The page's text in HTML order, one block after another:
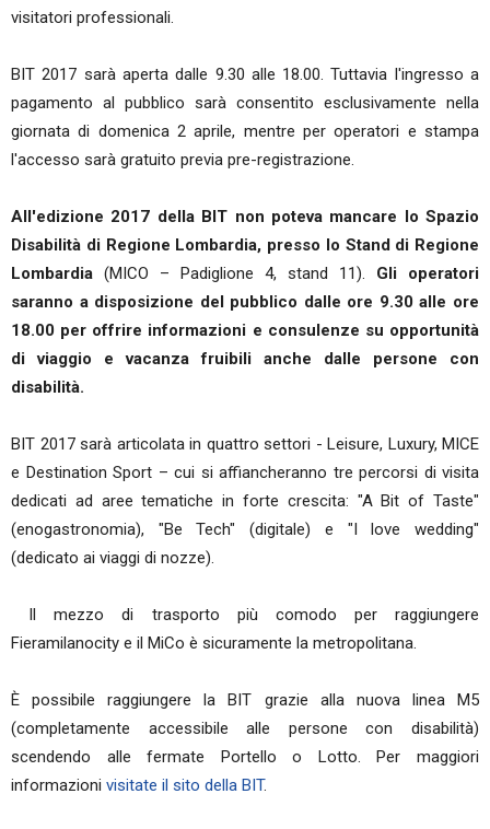
visitatori professionali.
BIT 2017 sarà aperta dalle 9.30 alle 18.00. Tuttavia l'ingresso a
pagamento al pubblico sarà consentito esclusivamente nella
giornata di domenica 2 aprile, mentre per operatori e stampa
l'accesso sarà gratuito previa pre-registrazione.
All'edizione 2017 della BIT non poteva mancare lo Spazio
Disabilità di Regione Lombardia, presso lo Stand di Regione
Lombardia (MICO – Padiglione 4, stand 11). Gli operatori
saranno a disposizione del pubblico dalle ore 9.30 alle ore
18.00 per offrire informazioni e consulenze su opportunità
di viaggio e vacanza fruibili anche dalle persone con
disabilità.
BIT 2017 sarà articolata in quattro settori - Leisure, Luxury, MICE
e Destination Sport – cui si affiancheranno tre percorsi di visita
dedicati ad aree tematiche in forte crescita: "A Bit of Taste"
(enogastronomia), "Be Tech" (digitale) e "I love wedding"
(dedicato ai viaggi di nozze).
Il mezzo di trasporto più comodo per raggiungere
Fieramilanocity e il MiCo è sicuramente la metropolitana.
È possibile raggiungere la BIT grazie alla nuova linea M5
(completamente accessibile alle persone con disabilità)
scendendo alle fermate Portello o Lotto. Per maggiori
informazioni visitate il sito della BIT.